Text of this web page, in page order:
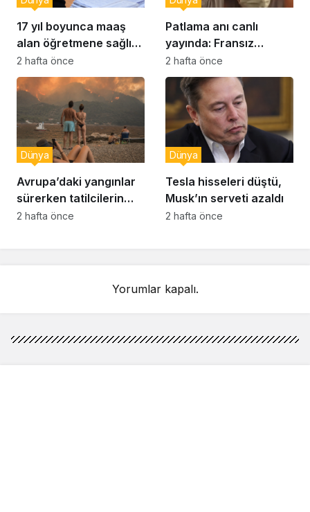
17 yıl boyunca maaş
alan öğretmene sağlık
raporu soruşturması
2 hafta önce
Patlama anı canlı
yayında: Fransız
muhabir şaşkın
2 hafta önce
Avrupa’daki yangınlar
sürerken tatilcilerin
kayıtsızlığı tepki yarattı
Dünya
2 hafta önce
Tesla hisseleri düştü,
Musk’ın serveti azaldı
Dünya
2 hafta önce
Yorumlar kapalı.